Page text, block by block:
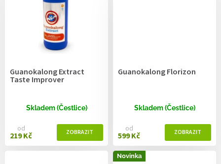
Guanokalong Extract
Taste Improver
Skladem (Čestlice)
od
219 Kč
Guanokalong Florizon
Skladem (Čestlice)
od
599 Kč
Novinka